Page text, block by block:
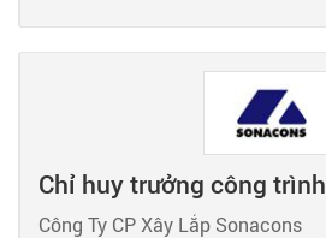
Chỉ huy trưởng công trình
Công Ty CP Xây Lắp Sonacons